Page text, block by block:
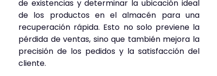
de existencias y determinar la ubicación ideal
de los productos en el almacén para una
recuperación rápida. Esto no solo previene la
pérdida de ventas, sino que también mejora la
precisión de los pedidos y la satisfacción del
cliente.